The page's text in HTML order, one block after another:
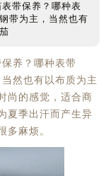
带保养？哪种表
带为主，当然也有
养？哪种表带
然也有以布质为主
尚的感觉，适合商
夏季出汗而产生异
多麻烦。